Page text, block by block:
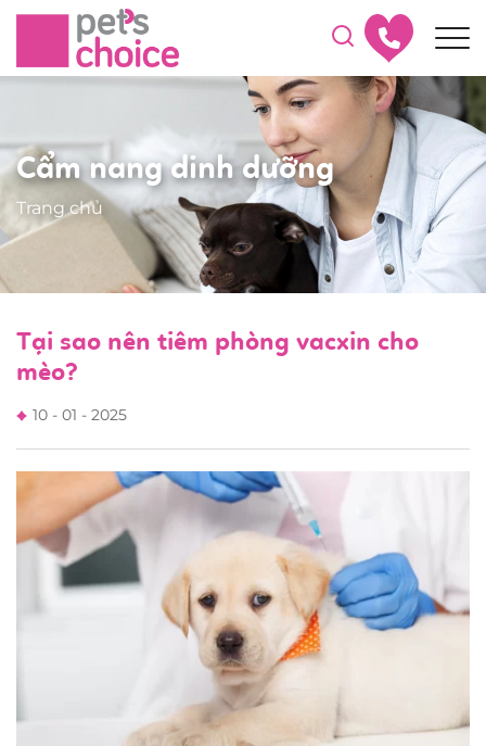
Cẩm nang dinh dưỡng
Trang chủ
Tại sao nên tiêm phòng vacxin cho
mèo?
10 - 01 - 2025